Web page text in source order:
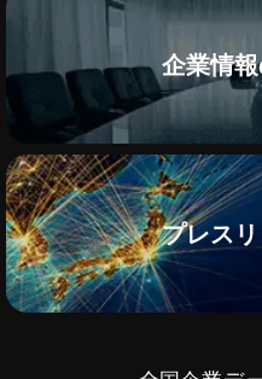
企業情
プレス